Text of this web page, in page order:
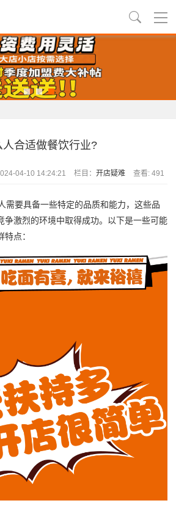
人合适做餐饮行业?
04-10 14:24:21 栏目： 开店疑难 查看: 491
要具备一些特定的品质和能力，这些品
争激烈的环境中取得成功。以下是一些可能
点：